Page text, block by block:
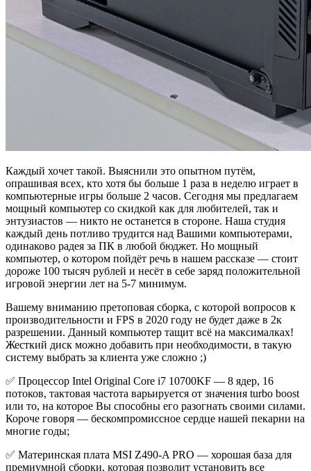
Каждый хочет такой. Выяснили это опытном путём,
опрашивая всех, кто хотя бы больше 1 раза в неделю играет в
компьютерные игры больше 2 часов. Сегодня мы предлагаем
мощный компьютер со скидкой как для любителей, так и
энтузиастов — никто не останется в стороне. Наша студия
каждый день потливо трудится над Вашими компьютерами,
одинаково радея за ПК в любой бюджет. Но мощный
компьютер, о котором пойдёт речь в нашем рассказе — стоит
дороже 100 тысяч рублей и несёт в себе заряд положительной
игровой энергии лет на 5-7 минимум.
Вашему вниманию претоповая сборка, с которой вопросов к
производительности и FPS в 2020 году не будет даже в 2к
разрешении. Данный компьютер тащит всё на максималках!
Жесткий диск можно добавить при необходимости, в такую
систему выбрать за клиента уже сложно ;)
✅ Процессор Intel Original Core i7 10700KF — 8 ядер, 16
потоков, тактовая частота варьируется от значения turbo boost
или то, на которое Вы способны его разогнать своими силами.
Короче говоря — бескомпромиссное сердце нашей пекарни на
многие годы;
✅ Материнская плата MSI Z490-A PRO — хорошая база для
премиумной сборки, которая позволит установить все